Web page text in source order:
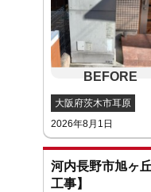
大阪府茨木市耳原
2026年8月1日
河内長野市旭ヶ
工事】